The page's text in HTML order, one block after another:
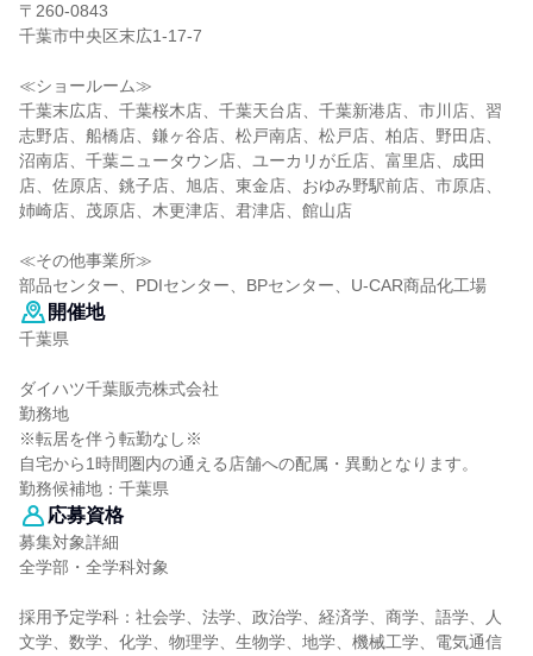
〒260-0843
千葉市中央区末広1-17-7
≪ショールーム≫
千葉末広店、千葉桜木店、千葉天台店、千葉新港店、市川店、習
志野店、船橋店、鎌ヶ谷店、松戸南店、松戸店、柏店、野田店、
沼南店、千葉ニュータウン店、ユーカリが丘店、富里店、成田
店、佐原店、銚子店、旭店、東金店、おゆみ野駅前店、市原店、
姉崎店、茂原店、木更津店、君津店、館山店
≪その他事業所≫
部品センター、PDIセンター、BPセンター、U-CAR商品化工場
開催地
千葉県
ダイハツ千葉販売株式会社
勤務地
※転居を伴う転勤なし※
自宅から1時間圏内の通える店舗への配属・異動となります。
勤務候補地：千葉県
応募資格
募集対象詳細
全学部・全学科対象
採用予定学科：社会学、法学、政治学、経済学、商学、語学、人
文学、数学、化学、物理学、生物学、地学、機械工学、電気通信